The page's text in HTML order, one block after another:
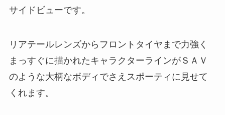
サイドビューです。
リアテールレンズからフロントタイヤまで力強く
まっすぐに描かれたキャラクターラインがＳＡＶ
のような大柄なボディでさえスポーティに見せて
くれます。